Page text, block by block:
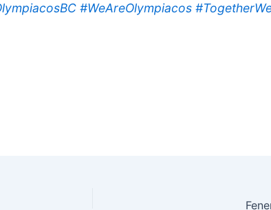
#WeAreOlympiacos